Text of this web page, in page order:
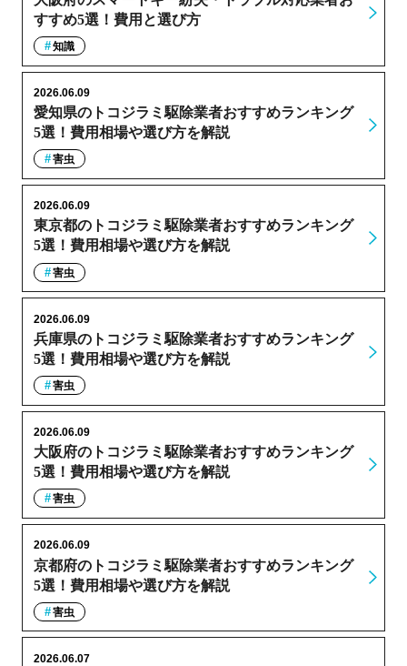
すすめ5選！費用と選び方
知識
愛知県のトコジラミ駆除業者おすすめランキング
5選！費用相場や選び方を解説
2026.06.09
害虫
東京都のトコジラミ駆除業者おすすめランキング
5選！費用相場や選び方を解説
2026.06.09
害虫
兵庫県のトコジラミ駆除業者おすすめランキング
5選！費用相場や選び方を解説
2026.06.09
害虫
大阪府のトコジラミ駆除業者おすすめランキング
5選！費用相場や選び方を解説
2026.06.09
害虫
京都府のトコジラミ駆除業者おすすめランキング
5選！費用相場や選び方を解説
2026.06.09
害虫
2026.06.07